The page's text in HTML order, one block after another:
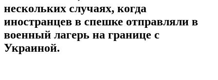
нескольких случаях, когда
иностранцев в спешке отправляли в
военный лагерь на границе с
Украиной.